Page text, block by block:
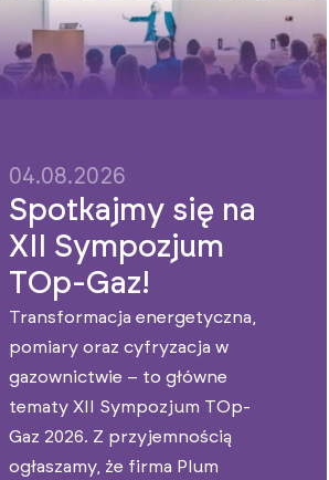
04.08.2026
Spotkajmy się na
XII Sympozjum
TOp-Gaz!
Transformacja energetyczna,
pomiary oraz cyfryzacja w
gazownictwie – to główne
tematy XII Sympozjum TOp-
Gaz 2026. Z przyjemnością
ogłaszamy, że firma Plum